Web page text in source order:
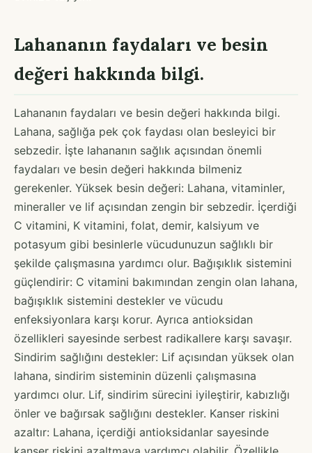
Lahananın faydaları ve besin
değeri hakkında bilgi.
Lahananın faydaları ve besin değeri hakkında bilgi.
Lahana, sağlığa pek çok faydası olan besleyici bir
sebzedir. İşte lahananın sağlık açısından önemli
faydaları ve besin değeri hakkında bilmeniz
gerekenler. Yüksek besin değeri: Lahana, vitaminler,
mineraller ve lif açısından zengin bir sebzedir. İçerdiği
C vitamini, K vitamini, folat, demir, kalsiyum ve
potasyum gibi besinlerle vücudunuzun sağlıklı bir
şekilde çalışmasına yardımcı olur. Bağışıklık sistemini
güçlendirir: C vitamini bakımından zengin olan lahana,
bağışıklık sistemini destekler ve vücudu
enfeksiyonlara karşı korur. Ayrıca antioksidan
özellikleri sayesinde serbest radikallere karşı savaşır.
Sindirim sağlığını destekler: Lif açısından yüksek olan
lahana, sindirim sisteminin düzenli çalışmasına
yardımcı olur. Lif, sindirim sürecini iyileştirir, kabızlığı
önler ve bağırsak sağlığını destekler. Kanser riskini
azaltır: Lahana, içerdiği antioksidanlar sayesinde